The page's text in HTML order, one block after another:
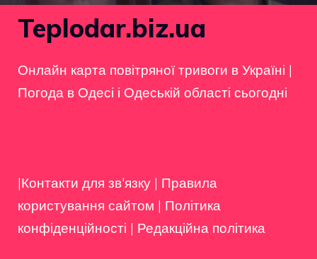
Teplodar.biz.ua
Онлайн карта повітряної тривоги в Україні |
Погода в Одесі і Одеській області сьогодні
|Контакти для зв'язку | Правила
користування сайтом | Політика
конфіденційності | Редакційна політика